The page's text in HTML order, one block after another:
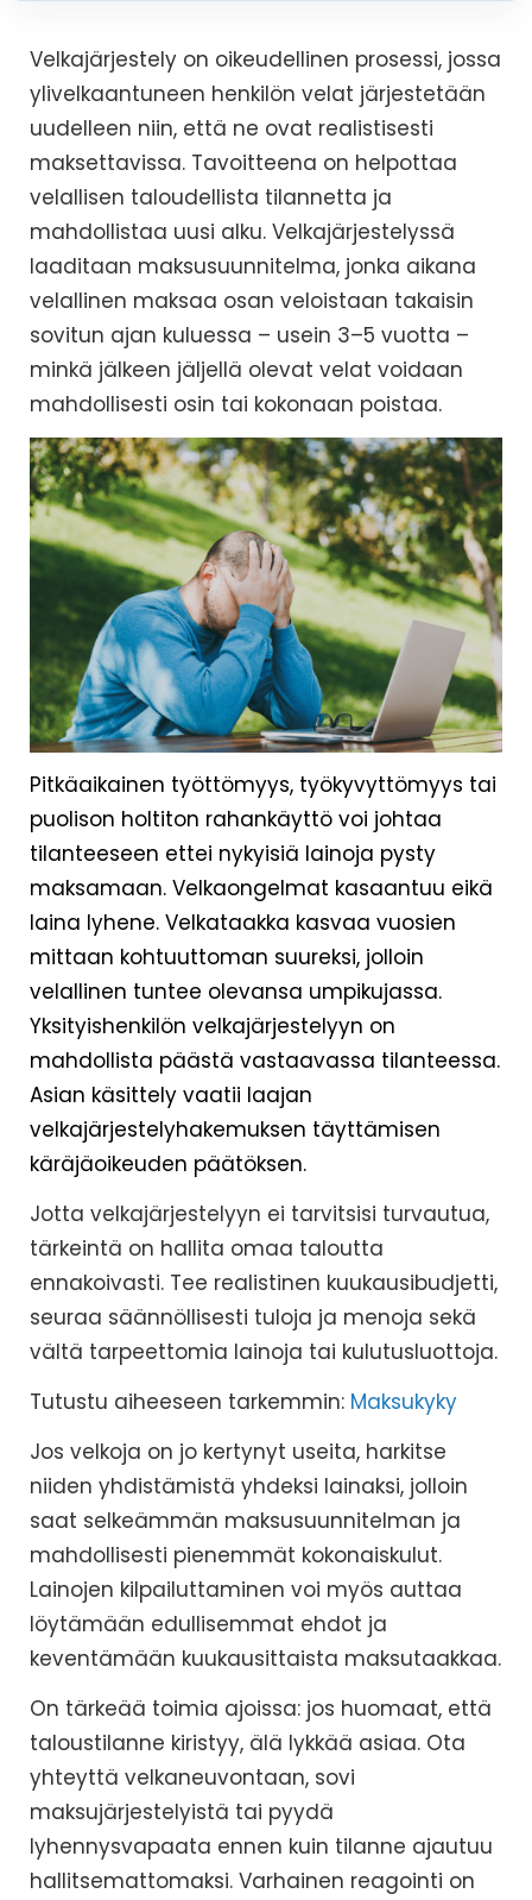
Velkajärjestely on oikeudellinen prosessi, jossa
ylivelkaantuneen henkilön velat järjestetään
uudelleen niin, että ne ovat realistisesti
maksettavissa. Tavoitteena on helpottaa
velallisen taloudellista tilannetta ja
mahdollistaa uusi alku. Velkajärjestelyssä
laaditaan maksusuunnitelma, jonka aikana
velallinen maksaa osan veloistaan takaisin
sovitun ajan kuluessa – usein 3–5 vuotta –
minkä jälkeen jäljellä olevat velat voidaan
mahdollisesti osin tai kokonaan poistaa.
Pitkäaikainen työttömyys, työkyvyttömyys tai
puolison holtiton rahankäyttö voi johtaa
tilanteeseen ettei nykyisiä lainoja pysty
maksamaan. Velkaongelmat kasaantuu eikä
laina lyhene. Velkataakka kasvaa vuosien
mittaan kohtuuttoman suureksi, jolloin
velallinen tuntee olevansa umpikujassa.
Yksityishenkilön velkajärjestelyyn on
mahdollista päästä vastaavassa tilanteessa.
Asian käsittely vaatii laajan
velkajärjestelyhakemuksen täyttämisen
käräjäoikeuden päätöksen.
Jotta velkajärjestelyyn ei tarvitsisi turvautua,
tärkeintä on hallita omaa taloutta
ennakoivasti. Tee realistinen kuukausibudjetti,
seuraa säännöllisesti tuloja ja menoja sekä
vältä tarpeettomia lainoja tai kulutusluottoja.
Tutustu aiheeseen tarkemmin: Maksukyky
Jos velkoja on jo kertynyt useita, harkitse
niiden yhdistämistä yhdeksi lainaksi, jolloin
saat selkeämmän maksusuunnitelman ja
mahdollisesti pienemmät kokonaiskulut.
Lainojen kilpailuttaminen voi myös auttaa
löytämään edullisemmat ehdot ja
keventämään kuukausittaista maksutaakkaa.
On tärkeää toimia ajoissa: jos huomaat, että
taloustilanne kiristyy, älä lykkää asiaa. Ota
yhteyttä velkaneuvontaan, sovi
maksujärjestelyistä tai pyydä
lyhennysvapaata ennen kuin tilanne ajautuu
hallitsemattomaksi. Varhainen reagointi on